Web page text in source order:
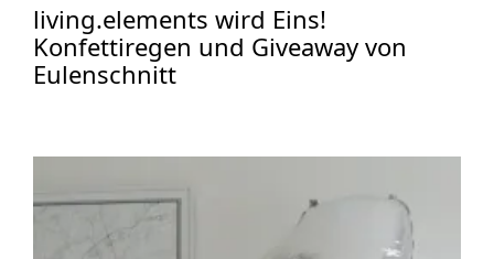
living.elements wird Eins!
Konfettiregen und Giveaway von
Eulenschnitt